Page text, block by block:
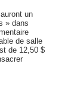
un
» dans
de salle
de 12,50 $